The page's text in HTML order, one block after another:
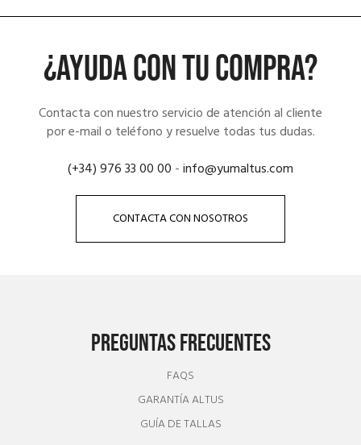
¿AYUDA CON TU COMPRA?
Contacta con nuestro servicio de atención al cliente
por e-mail o teléfono y resuelve todas tus dudas.
(+34) 976 33 00 00 -info@yumaltus.com
CONTACTA CON NOSOTROS
PREGUNTAS FRECUENTES
FAQS
GARANTÍA ALTUS
GUÍA DE TALLAS